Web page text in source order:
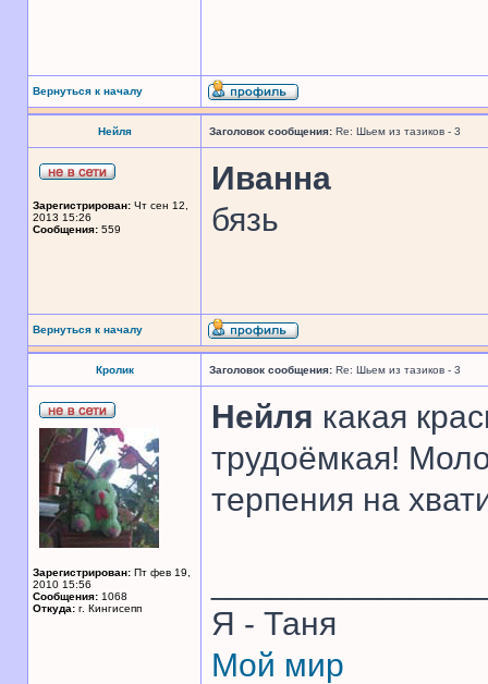
Вернуться к началу
Нейля Заголовок сообщения: Re: Шьем из тазиков - 3
Зарегистрирован: Чт сен 12,
2013 15:26
Сообщения: 559
Иванна
бязь
Вернуться к началу
Кролик Заголовок сообщения: Re: Шьем из тазиков - 3
Зарегистрирован: Пт фев 19,
2010 15:56
Сообщения: 1068
Откуда: г. Кингисепп
Нейля какая
трудоёмкая!
терпения на
Я - Таня
Мой мир